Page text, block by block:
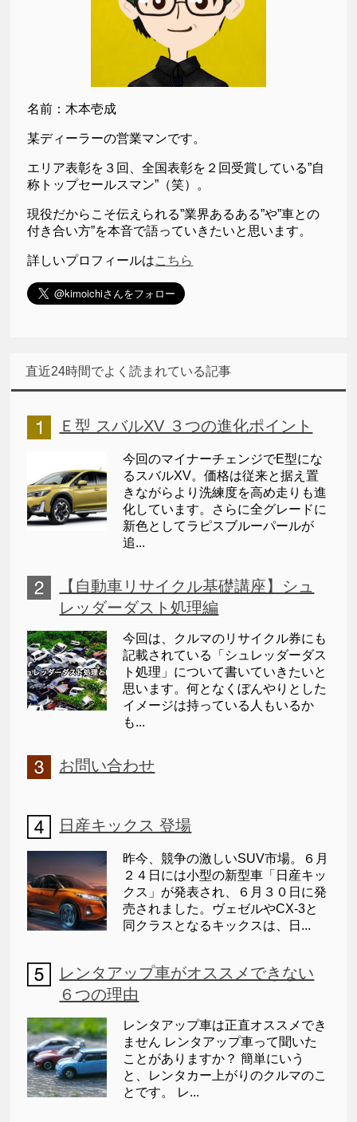
名前：木本壱成
某ディーラーの営業マンです。
エリア表彰を３回、全国表彰を２回受賞している”自
称トップセールスマン”（笑）。
現役だからこそ伝えられる”業界あるある”や”車との
付き合い方”を本音で語っていきたいと思います。
詳しいプロフィールはこちら
直近24時間でよく読まれている記事
Ｅ型 スバルXV ３つの進化ポイント
今回のマイナーチェンジでE型にな
るスバルXV。価格は従来と据え置
きながらより洗練度を高め走りも進
化しています。さらに全グレードに
新色としてラピスブルーパールが
追...
【自動車リサイクル基礎講座】シュ
レッダーダスト処理編
今回は、クルマのリサイクル券にも
記載されている「シュレッダーダス
ト処理」について書いていきたいと
思います。何となくぼんやりとした
イメージは持っている人もいるか
も...
お問い合わせ
日産キックス 登場
昨今、競争の激しいSUV市場。６月
２４日には小型の新型車「日産キッ
クス」が発表され、６月３０日に発
売されました。ヴェゼルやCX-3と
同クラスとなるキックスは、日...
レンタアップ車がオススメできない
６つの理由
レンタアップ車は正直オススメでき
ません レンタアップ車って聞いた
ことがありますか？ 簡単にいう
と、レンタカー上がりのクルマのこ
とです。 レ...